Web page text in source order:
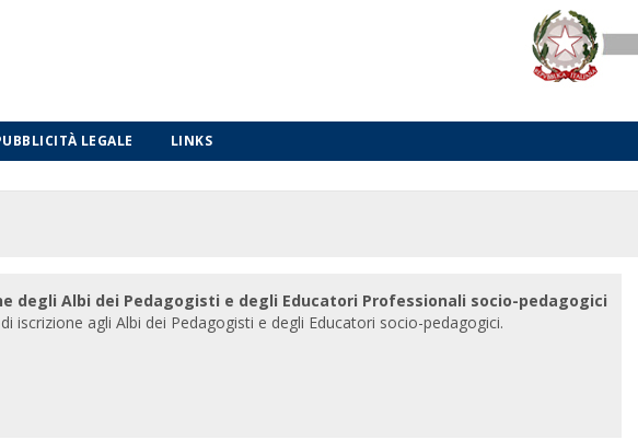
LEGALE
LINKS
degli Albi dei Pedagogisti e degli Educatori Professionali socio-pedagogici
iscrizione agli Albi dei Pedagogisti e degli Educatori socio-pedagogici.